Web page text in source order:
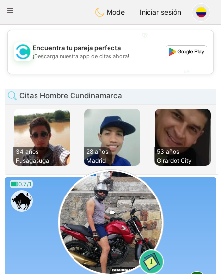
olombiaCitas
Toggle
Mode Iniciar sesión
💖
💕
Encuentra tu pareja perfecta
¡Descarga nuestra app de citas ahora!
Citas Hombre Cundinamarca
34 años
Fusagasuga
28 años
Madrid
53 años
Girardot City
0.7/1
1